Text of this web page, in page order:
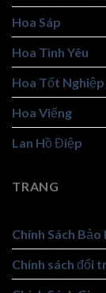
Hoa Sáp
Hoa Tình Yêu
Hoa Tốt Nghiệp
Hoa Viếng
Lan Hồ Điệp
TRANG
Chính Sách Bảo
Chính sách đổi